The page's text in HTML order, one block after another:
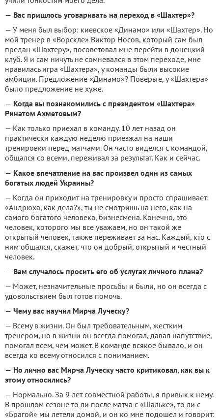
— Вас пришлось уговаривать на переход в «Шахтер»?
— У меня был выбор: киевское «Динамо» или «Шахтер». Но
мой тренер в «Ворскле» Виктор Носов, который сам был
предан «Шахтеру», посоветовал мне перейти в донецкий
клуб. Я и сам ничуть не сомневался в этом переходе, мне
нравилась игра «Шахтера», у команды были высокие
амбиции. Предложение «Динамо»? Поверьте, у «Шахтера»
было предложение не хуже.
— Когда вы познакомились с президентом «Шахтера»
Ринатом Ахметовым?
— Как только приехал в команду. 10 лет назад он
практически каждую неделю приезжал на наши
тренировки перед матчами. Он часто виделся с командой,
общался со всеми, переживал за результат. Как и сейчас.
— Какое впечатление на вас произвел один из самых
богатых людей Украины?
— Когда он приходит на тренировку и просто спрашивает:
«Андрюха, как дела?», ты не смотришь на него, как на
самого богатого человека, бизнесмена. Конечно, это
человек, которого мы все уважаем, но он такой же
открытый человек, также переживает за нас. Каждый, кто с
ним общался, скажет, что он добрый, открытый и честный
человек.
— Вам случалось просить его об услугах личного плана?
— Может, незначительные просьбы и были, но он всегда с
удовольствием был готов помочь.
— Чему вас научил Мирча Луческу?
— Всему в жизни. Он был требовательным, жестким
тренером, но в жизни он всегда помогал, давал напутствие,
помогал всем, чем может. В команде всякое бывало, и он
всегда ко всему относился с пониманием.
— Но лично вас Мирча Луческу часто критиковал, как вы к
этому относились?
— Нормально. За 9 лет совместной работы, я привык к нему.
В прошлом сезоне то ли после матча с «Шальке», то ли с
«Брагой» мы летели домой, и он ко мне подошел и говорит: